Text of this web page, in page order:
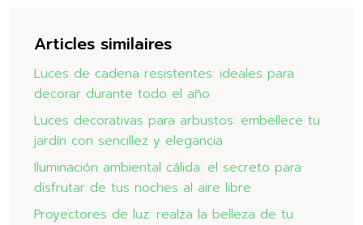
Articles similaires
Luces de cadena resistentes: ideales para
decorar durante todo el año
Luces decorativas para arbustos: embellece tu
jardín con sencillez y elegancia
Iluminación ambiental cálida: el secreto para
disfrutar de tus noches al aire libre
Proyectores de luz: realza la belleza de tu